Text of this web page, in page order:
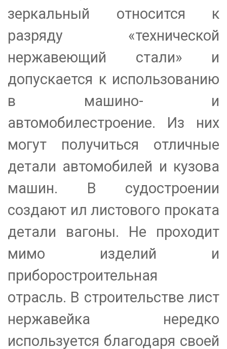
зеркальный относится к
разряду «технической
нержавеющий стали» и
допускается к использованию
в машино- и
автомобилестроение. Из них
могут получиться отличные
детали автомобилей и кузова
машин. В судостроении
создают ил листового проката
детали вагоны. Не проходит
мимо изделий и
приборостроительная
отрасль. В строительстве лист
нержавейка нередко
используется благодаря своей